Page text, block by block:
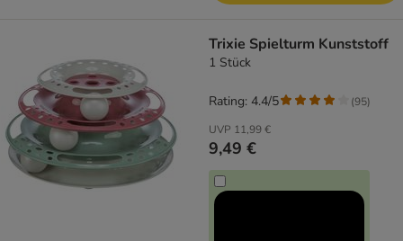
Trixie Spielturm Kunststoff
1 Stück
UVP 11,99 €
9,49 €
Rating: 4.4/5 (95)